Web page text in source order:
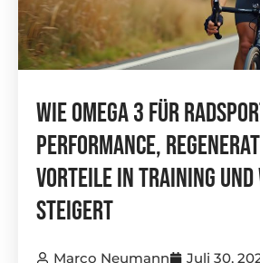
Wie Omega 3 Für
Performance,
Vorteile In Training
Steigert
Marco Neumann Juli 30,